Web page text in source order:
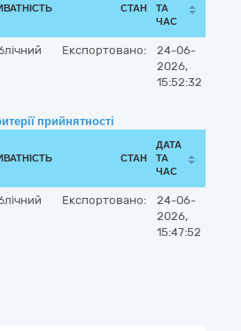
СТАН
ТА
ЧАС
Експортовано:
24-06-
2026,
15:52:32
прийнятності
СТАН
ДАТА
ТА
ЧАС
Експортовано:
24-06-
2026,
15:47:52